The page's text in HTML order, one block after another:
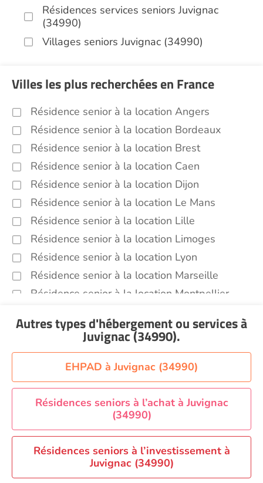
Résidences services seniors Juvignac
(34990)
Villages seniors Juvignac (34990)
Villes les plus recherchées en France
Résidence senior à la location Angers
Résidence senior à la location Bordeaux
Résidence senior à la location Brest
Résidence senior à la location Caen
Résidence senior à la location Dijon
Résidence senior à la location Le Mans
Résidence senior à la location Lille
Résidence senior à la location Limoges
Résidence senior à la location Lyon
Résidence senior à la location Marseille
Résidence senior à la location Montpellier
Résidence senior à la location Nantes
Résidence senior à la location Nîmes
Résidence senior à la location Orléans
Résidence senior à la location Perpignan
Résidence senior à la location Reims
Résidence senior à la location Rennes
Résidence senior à la location Strasbourg
Résidence senior à la location Toulouse
Recherche par ville
Autres types d'hébergement ou servicesà
Juvignac (34990).
EHPAD à Juvignac (34990)
Résidences seniors à l’achat à Juvignac
(34990)
Résidences seniors à l’investissement à
Juvignac (34990)